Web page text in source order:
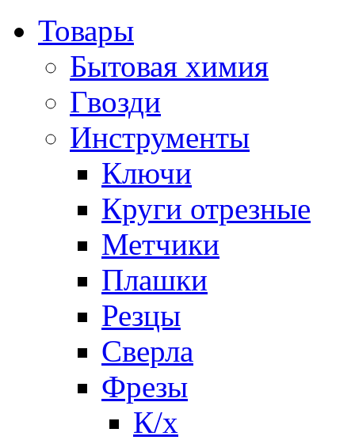
Товары
Бытовая химия
Гвозди
Инструменты
Ключи
Круги отрезные
Метчики
Плашки
Резцы
Сверла
Фрезы
К/х